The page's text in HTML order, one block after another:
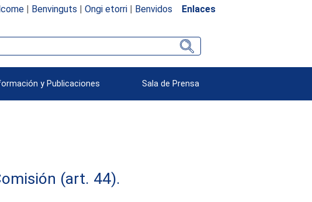
| Benvinguts | Ongi etorri| Benvidos Enlaces
y Publicaciones Sala de Prensa
(art. 44).